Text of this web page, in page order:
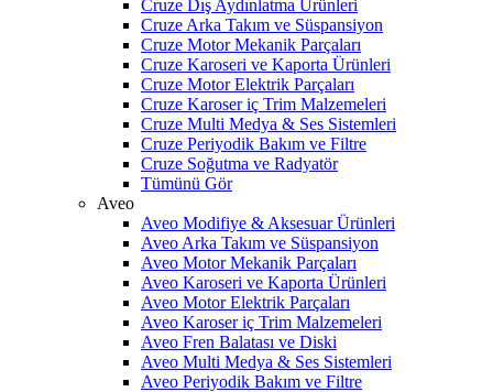
Cruze Dış Aydınlatma Ürünleri
Cruze Arka Takım ve Süspansiyon
Cruze Motor Mekanik Parçaları
Cruze Karoseri ve Kaporta Ürünleri
Cruze Motor Elektrik Parçaları
Cruze Karoser iç Trim Malzemeleri
Cruze Multi Medya & Ses Sistemleri
Cruze Periyodik Bakım ve Filtre
Cruze Soğutma ve Radyatör
Tümünü Gör
Aveo
Aveo Modifiye & Aksesuar Ürünleri
Aveo Arka Takım ve Süspansiyon
Aveo Motor Mekanik Parçaları
Aveo Karoseri ve Kaporta Ürünleri
Aveo Motor Elektrik Parçaları
Aveo Karoser iç Trim Malzemeleri
Aveo Fren Balatası ve Diski
Aveo Multi Medya & Ses Sistemleri
Aveo Periyodik Bakım ve Filtre